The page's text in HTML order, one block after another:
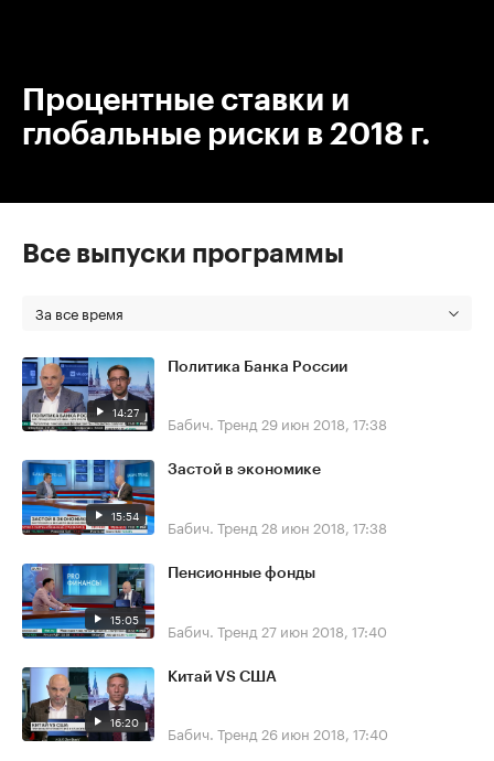
Процентные ставки и
глобальные риски в 2018 г.
Все выпуски программы
За все время
14:27
Политика Банка России
Бабич. Тренд 29 июн 2018, 17:38
15:54
Застой в экономике
Бабич. Тренд 28 июн 2018, 17:38
15:05
Пенсионные фонды
Бабич. Тренд 27 июн 2018, 17:40
16:20
Китай VS США
Бабич. Тренд 26 июн 2018, 17:40